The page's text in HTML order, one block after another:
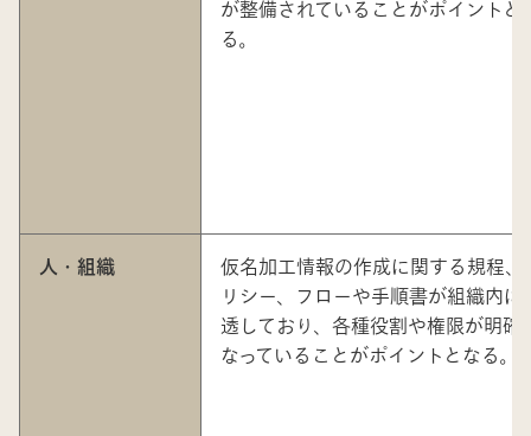
が整備されていることがポイントと
る。
人・組織
仮名加工情報の作成に関する規程、
リシー、フローや手順書が組織内に
透しており、各種役割や権限が明確
なっていることがポイントとなる。